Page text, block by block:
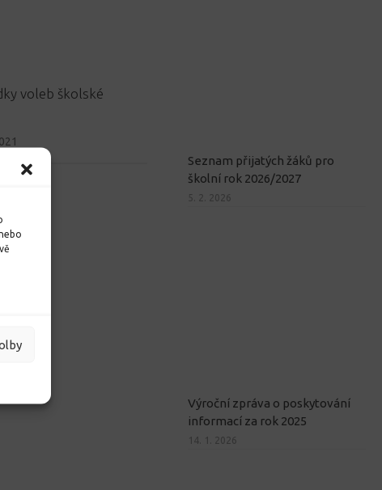
voleb školské
Seznam přijatých žáků pro
školní rok 2026/2027
5. 2. 2026
Výroční zpráva o poskytování
informací za rok 2025
14. 1. 2026